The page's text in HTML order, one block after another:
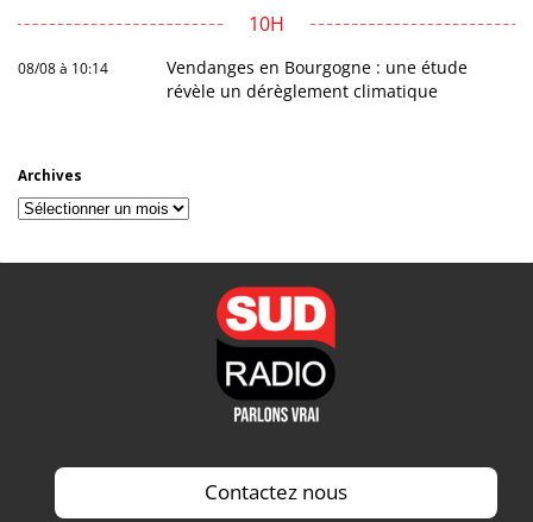
10H
08/08 à 10:14
Vendanges en Bourgogne : une étude
révèle un dérèglement climatique
Archives
Archives
Contactez nous